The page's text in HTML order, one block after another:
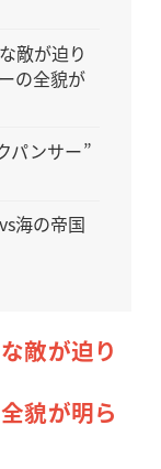
敵が迫り
の全貌が
パンサー”
海の帝国
敵が迫り
貌が明ら